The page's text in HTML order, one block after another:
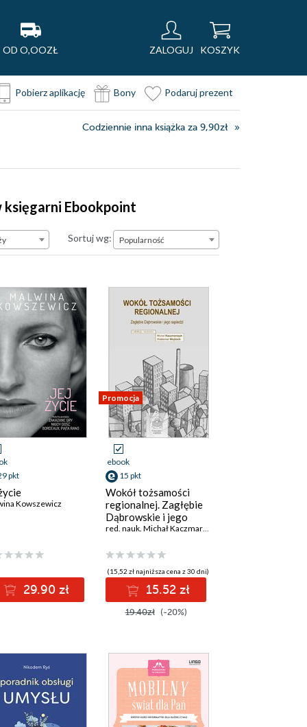
OD O,OOZŁ ZALOGUJ KOSZYK
Pobierz aplikację Bony Podaruj prezent
Codziennie inna książka za 9,90zł
księgarni Ebookpoint
Sortuj wg:Popularność
Popularność
pkt
Kowszewicz
29.90 zł
Promocja
ebook
15 pkt
Wokół tożsamości
regionalnej. Zagłębie
Dąbrowskie i jego
sąsiedzi
red. nauk. Michał Kaczmarczyk
(15,52 zł najniższa cena z 30 dni)
15.52 zł
19.40zł (-20%)